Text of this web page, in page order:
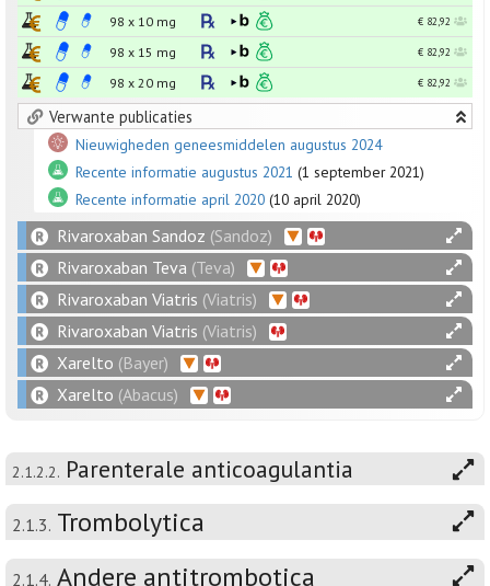
98 x 10 mg € 82,92
98 x 15 mg € 82,92
98 x 20 mg € 82,92
Verwante publicaties
Nieuwigheden geneesmiddelen augustus 2024
Recente informatie augustus 2021 (1 september 2021)
Recente informatie april 2020 (10 april 2020)
Rivaroxaban Sandoz (Sandoz)
Rivaroxaban Teva (Teva)
Rivaroxaban Viatris (Viatris)
Rivaroxaban Viatris (Viatris)
Xarelto (Bayer)
Xarelto (Abacus)
2.1.2.2. Parenterale anticoagulantia
2.1.3. Trombolytica
2.1.4. Andere antitrombotica